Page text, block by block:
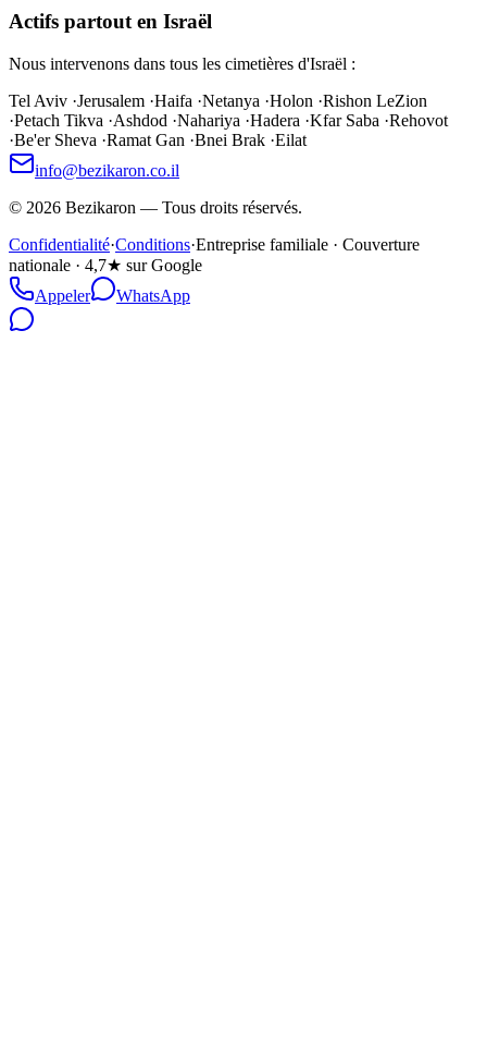
Actifs partout en Israël
Nous intervenons dans tous les cimetières d'Israël :
Tel Aviv ·Jerusalem ·Haifa ·Netanya ·Holon ·Rishon LeZion
·Petach Tikva ·Ashdod ·Nahariya ·Hadera ·Kfar Saba ·Rehovot
·Be'er Sheva ·Ramat Gan ·Bnei Brak ·Eilat
info@bezikaron.co.il
© 2026 Bezikaron — Tous droits réservés.
Confidentialité·Conditions·Entreprise familiale · Couverture
nationale · 4,7★ sur Google
Appeler
WhatsApp